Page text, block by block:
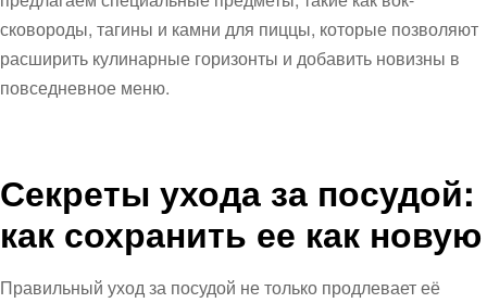
сковороды, тагины и камни для пиццы, которые позволяют
расширить кулинарные горизонты и добавить новизны в
повседневное меню.
Секреты ухода за посудой:
как сохранить ее как новую
Правильный уход за посудой не только продлевает её